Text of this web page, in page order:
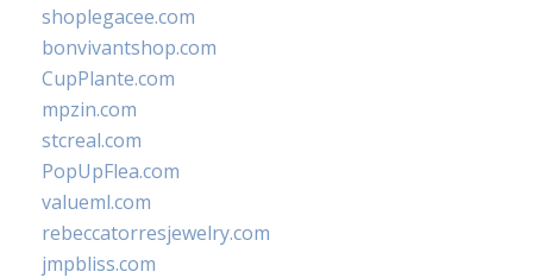
shoplegacee.com
bonvivantshop.com
CupPlante.com
mpzin.com
stcreal.com
PopUpFlea.com
valueml.com
rebeccatorresjewelry.com
jmpbliss.com